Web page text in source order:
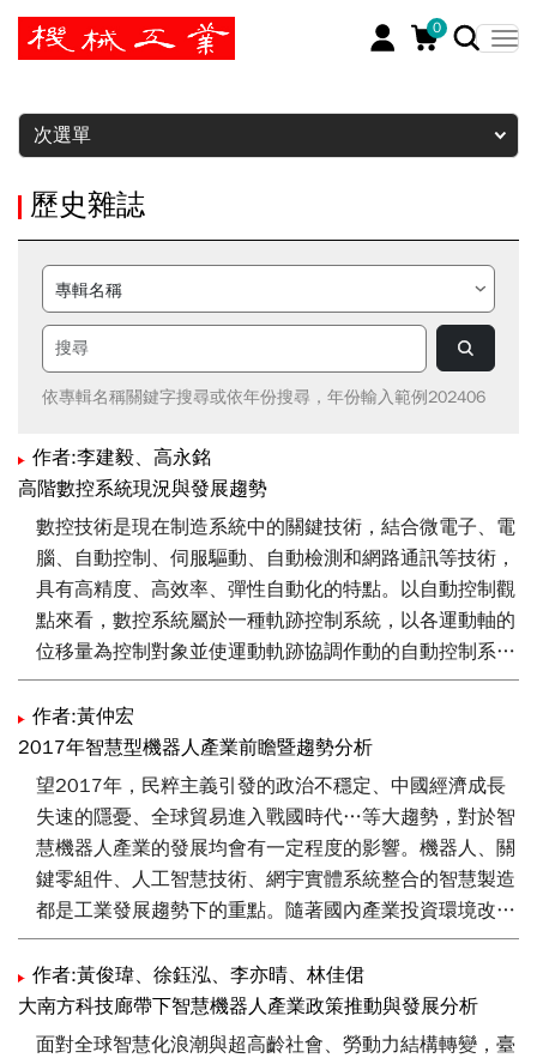
0
暫停
次選單
歷史雜誌
依專輯名稱關鍵字搜尋或依年份搜尋，年份輸入範例202406
作者:李建毅、高永銘
高階數控系統現況與發展趨勢
數控技術是現在制造系統中的關鍵技術，結合微電子、電
腦、自動控制、伺服驅動、自動檢測和網路通訊等技術，
具有高精度、高效率、彈性自動化的特點。以自動控制觀
點來看，數控系統屬於一種軌跡控制系統，以各運動軸的
位移量為控制對象並使運動軌跡協調作動的自動控制系
統，隨著訊息科技（IT）與製造科技（MT）的結合，數控
系統也發展出更多功能與更多性能，如高速高精控制、多
軸多系統控制、五軸同動、複合加工、智能化、網路通訊
整合等功能。本文主要分析現今國際高階數控系統關鍵技
術的現況與發展趨勢，以期望可提供國內開發高階數控系
統之相關資訊。
作者:黃仲宏
2017年智慧型機器人產業前瞻暨趨勢分析
望2017年，民粹主義引發的政治不穩定、中國經濟成長
失速的隱憂、全球貿易進入戰國時代…等大趨勢，對於智
慧機器人產業的發展均會有一定程度的影響。機器人、關
鍵零組件、人工智慧技術、網宇實體系統整合的智慧製造
都是工業發展趨勢下的重點。隨著國內產業投資環境改
變，製造業回台投資、缺工問題，都和新一代機器人與自
動化整合的生產有直接的關連，由於硬體技術及系統整合
能力已趨完備，台灣產業應加速佈局機器人3D深度視覺
技術和機器學習之產品的自動化系統整合服務。
作者:黃俊瑋、徐鈺泓、李亦晴、林佳侰
大南方科技廊帶下智慧機器人產業政策推動與發展分析
面對全球智慧化浪潮與超高齡社會、勞動力結構轉變，臺